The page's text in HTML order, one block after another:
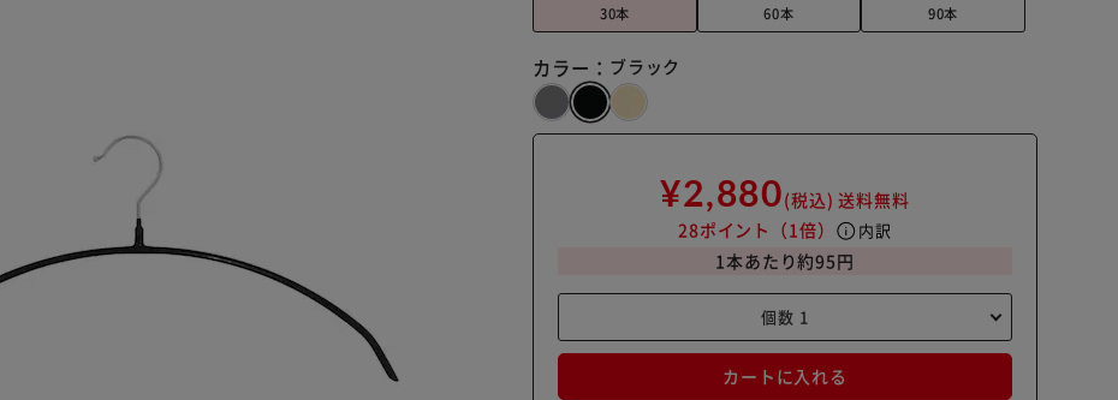
30本 60本 90本
カラー： ブラック
¥2,880(税込) 送料無料
28ポイント （1倍） info 内訳
1本あたり約95円
カートに入れる